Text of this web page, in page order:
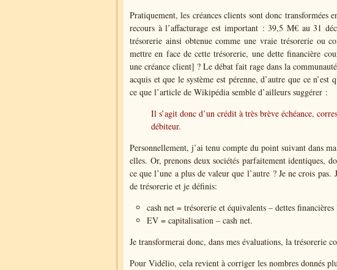
Pratiquement, les créances clients sont donc transformées
recours à l’affacturage est important : 39,5 M€ au 31
trésorerie ainsi obtenue comme une vraie trésorerie ou
mettre en face de cette trésorerie, une dette financière
une créance client] ? Le débat fait rage dans la
acquis et que le système est pérenne, d’autre que ce n’est
ce que l’article de Wikipédia semble d’ailleurs suggérer :
Il s’agit donc d’un crédit à très brève échéance,
débiteur.
Personnellement, j’ai tenu compte du point suivant dans
elles. Or, prenons deux sociétés parfaitement identiques,
ce que l’une a plus de valeur que l’autre ? Je ne crois pas.
de trésorerie et je définis:
cash net = trésorerie et équivalents – dettes
EV = capitalisation – cash net.
Je transformerai donc, dans mes évaluations, la trésorerie
Pour Vidélio, cela revient à corriger les nombres donnés